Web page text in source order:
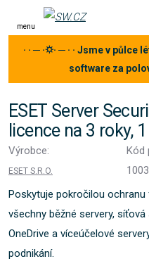
menu
· · ─ ·⛭· ─ · · Jsme v
software za
ESET Server
licence na 3 roky,
Výrobce:
ESET S.R.O.
Kód
Poskytuje pokročilou
všechny běžné servery,
OneDrive a víceúčelové
podnikání.